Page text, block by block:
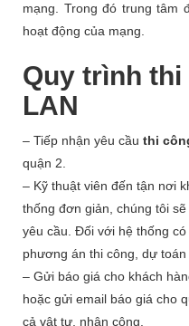
mạng. Trong đó trung tâm
hoạt động của mạng.
Quy trình thi
LAN
– Tiếp nhận yêu cầu thi
quận 2.
– Kỹ thuật viên đến tận nơi
thống đơn giản, chúng tôi
yêu cầu. Đối với hệ thống
phương án thi công, dự
– Gửi báo giá cho khách
hoặc gửi email báo giá cho
cả vật tư, nhân công.